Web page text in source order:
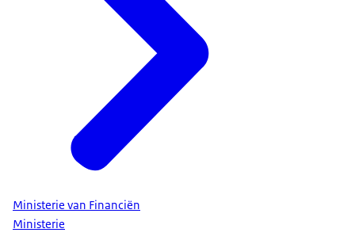
Ministerie van Financiën
Ministerie